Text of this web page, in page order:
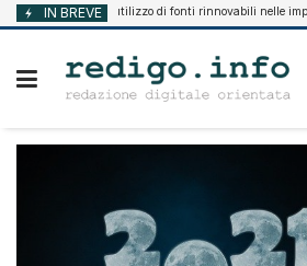
Vai
al
IN BREVE
Supporto all’utilizzo di fonti rinnovabili nelle imprese –